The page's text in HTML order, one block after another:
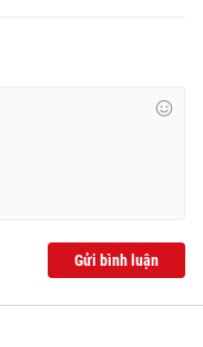
Gửi bình luận